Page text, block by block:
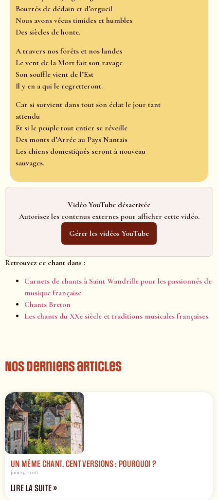
Bourrés de dédain et d’orgueil
Nous avons vécus timides et humbles
Des siècles de honte.
A travers nos forêts et nos landes
Le vent de la Mort fait son ravage
Son souffle vient de l’Est
Il y en a qui le regretteront.
Car si survient dans tout son éclat le jour tant
attendu
Et si le peuple tout entier se réveille
Des monts d’Arrée au Pays Nantais
Les chiens domestiqués seront à nouveau
sauvages.
Vidéo YouTube désactivée
Autorisez les contenus externes pour afficher cette vidéo.
Gérer les vidéos YouTube
Retrouvez ce chant dans :
Carnets de chants à Saint Wandrille pour les passionnés de
musique française
Chants Breton
Les chants du XXe siècle et traditions musicales françaises
Nos derniers articles
UN MÊME CHANT, CENT VERSIONS : POURQUOI ?
juin 9, 2026
LIRE LA SUITE »